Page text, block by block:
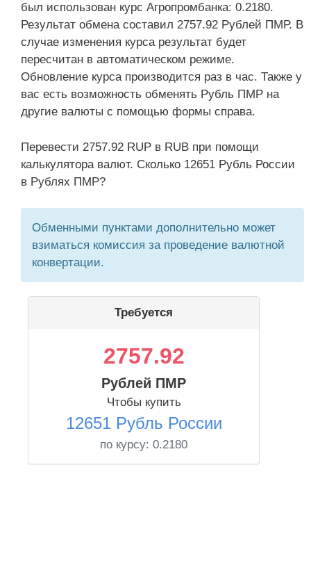
был использован курс Агропромбанка: 0.2180.
Результат обмена составил 2757.92 Рублей ПМР. В
случае изменения курса результат будет
пересчитан в автоматическом режиме.
Обновление курса производится раз в час. Также у
вас есть возможность обменять Рубль ПМР на
другие валюты с помощью формы справа.
Перевести 2757.92 RUP в RUB при помощи
калькулятора валют. Сколько 12651 Рубль России
в Рублях ПМР?
Обменными пунктами дополнительно может
взиматься комиссия за проведение валютной
конвертации.
Требуется
2757.92
Рублей ПМР
Чтобы купить
12651 Рубль России
по курсу: 0.2180